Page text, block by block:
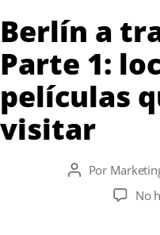
Berlín a
Parte 1:
películas
visitar
AutorPor
No